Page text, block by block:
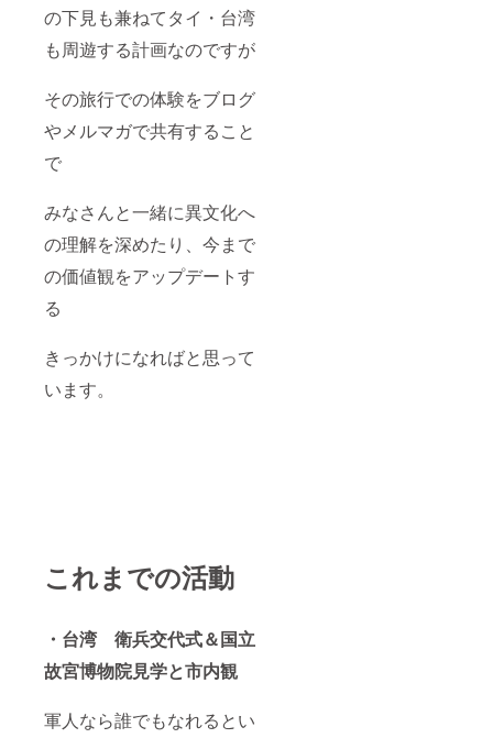
の下見も兼ねてタイ・台湾
も周遊する計画なのですが
その旅行での体験をブログ
やメルマガで共有すること
で
みなさんと一緒に異文化へ
の理解を深めたり、今まで
の価値観をアップデートす
る
きっかけになればと思って
います。
これまでの活動
・台湾 衛兵交代式＆国立
故宮博物院見学と市内観
軍人なら誰でもなれるとい